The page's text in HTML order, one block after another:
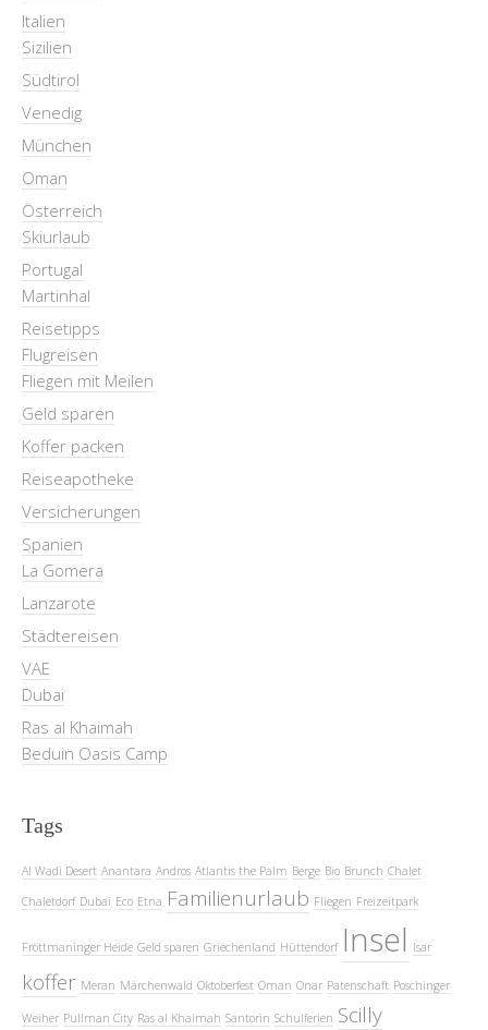
Italien
Sizilien
Südtirol
Venedig
München
Oman
Österreich
Skiurlaub
Portugal
Martinhal
Reisetipps
Flugreisen
Fliegen mit Meilen
Geld sparen
Koffer packen
Reiseapotheke
Versicherungen
Spanien
La Gomera
Lanzarote
Städtereisen
VAE
Dubai
Ras al Khaimah
Beduin Oasis Camp
Tags
Al Wadi Desert Anantara Andros Atlantis the Palm Berge Bio Brunch Chalet
Chaletdorf Dubai Eco Etna Familienurlaub Fliegen Freizeitpark
Fröttmaninger Heide Geld sparen Griechenland Hüttendorf Insel Isar
koffer Meran Märchenwald Oktoberfest Oman Onar Patenschaft Poschinger
Weiher Pullman City Ras al Khaimah Santorin Schulferien Scilly